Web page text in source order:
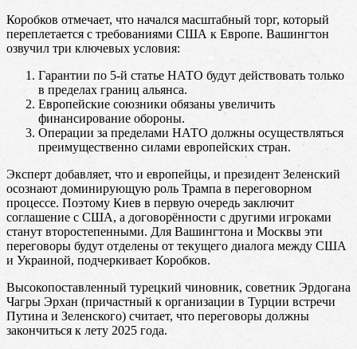
Коробков отмечает, что начался масштабный торг, который
переплетается с требованиями США к Европе. Вашингтон
озвучил три ключевых условия:
Гарантии по 5-й статье НАТО будут действовать только
в пределах границ альянса.
Европейские союзники обязаны увеличить
финансирование обороны.
Операции за пределами НАТО должны осуществляться
преимущественно силами европейских стран.
Эксперт добавляет, что и европейцы, и президент Зеленский
осознают доминирующую роль Трампа в переговорном
процессе. Поэтому Киев в первую очередь заключит
соглашение с США, а договорённости с другими игроками
станут второстепенными. Для Вашингтона и Москвы эти
переговоры будут отделены от текущего диалога между США
и Украиной, подчеркивает Коробков.
Высокопоставленный турецкий чиновник, советник Эрдогана
Чагры Эрхан (причастный к организации в Турции встречи
Путина и Зеленского) считает, что переговоры должны
закончиться к лету 2025 года.